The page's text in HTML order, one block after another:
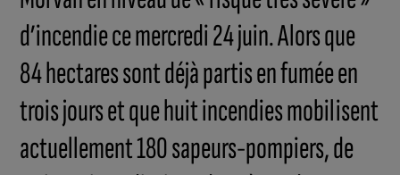
d’incendie ce mercredi 24 juin. Alors que
84 hectares sont déjà partis en fumée en
trois jours et que huit incendies mobilisent
actuellement 180 sapeurs-pompiers, de